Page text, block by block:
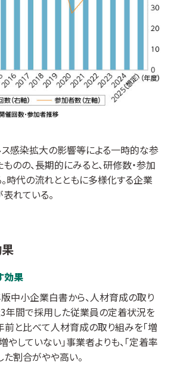
感染拡大の影響等による一時的な参
のの、長期的にみると、研修数・参加
時代の流れとともに多様化する企業
れている。
効果
中小企業白書から、人材育成の取り
年間で採用した従業員の定着状況を
前と比べて人材育成の取り組みを「増
やしていない」事業者よりも、「定着率
割合がやや高い。